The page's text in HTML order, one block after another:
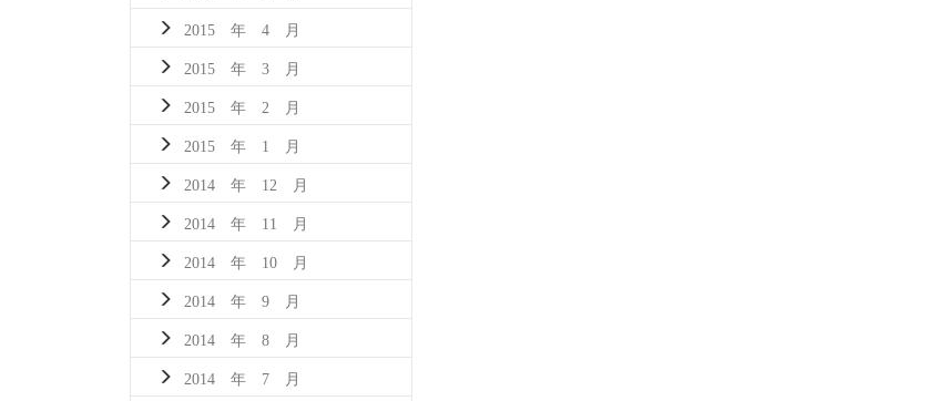
2015 年 4 月
2015 年 3 月
2015 年 2 月
2015 年 1 月
2014 年 12 月
2014 年 11 月
2014 年 10 月
2014 年 9 月
2014 年 8 月
2014 年 7 月